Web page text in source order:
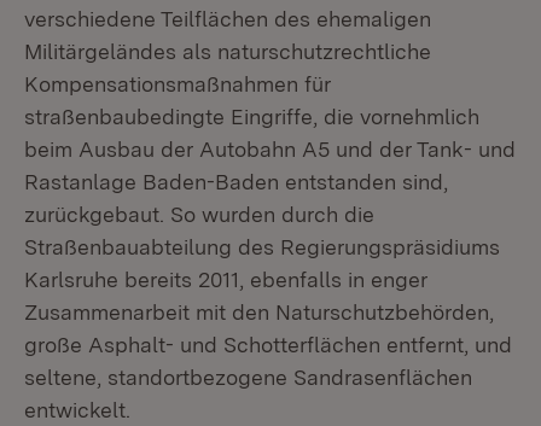
verschiedene Teilflächen des ehemaligen
Militärgeländes als naturschutzrechtliche
Kompensationsmaßnahmen für
straßenbaubedingte Eingriffe, die vornehmlich
beim Ausbau der Autobahn A5 und der Tank- und
Rastanlage Baden-Baden entstanden sind,
zurückgebaut. So wurden durch die
Straßenbauabteilung des Regierungspräsidiums
Karlsruhe bereits 2011, ebenfalls in enger
Zusammenarbeit mit den Naturschutzbehörden,
große Asphalt- und Schotterflächen entfernt, und
seltene, standortbezogene Sandrasenflächen
entwickelt.